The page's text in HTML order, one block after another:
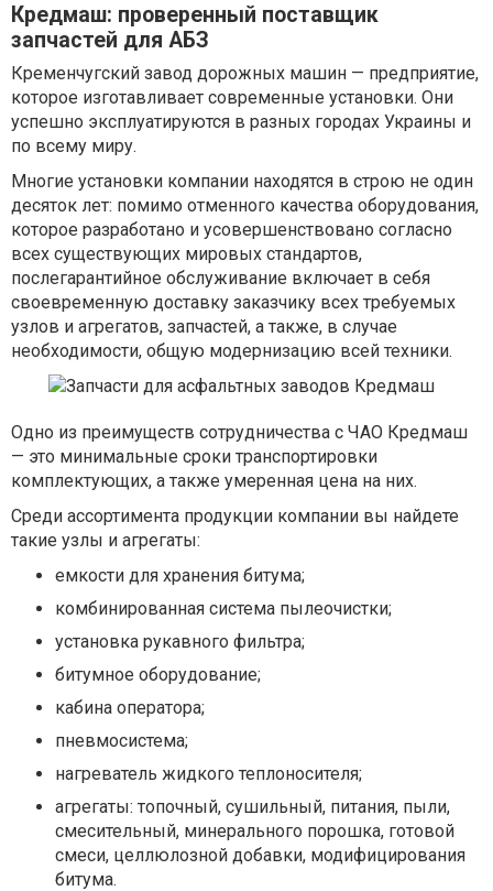
Кредмаш: проверенный поставщик
запчастей для АБЗ
Кременчугский завод дорожных машин — предприятие,
которое изготавливает современные установки. Они
успешно эксплуатируются в разных городах Украины и
по всему миру.
Многие установки компании находятся в строю не один
десяток лет: помимо отменного качества оборудования,
которое разработано и усовершенствовано согласно
всех существующих мировых стандартов,
послегарантийное обслуживание включает в себя
своевременную доставку заказчику всех требуемых
узлов и агрегатов, запчастей, а также, в случае
необходимости, общую модернизацию всей техники.
Одно из преимуществ сотрудничества с ЧАО Кредмаш
— это минимальные сроки транспортировки
комплектующих, а также умеренная цена на них.
Среди ассортимента продукции компании вы найдете
такие узлы и агрегаты:
емкости для хранения битума;
комбинированная система пылеочистки;
установка рукавного фильтра;
битумное оборудование;
кабина оператора;
пневмосистема;
нагреватель жидкого теплоносителя;
агрегаты: топочный, сушильный, питания, пыли,
смесительный, минерального порошка, готовой
смеси, целлюлозной добавки, модифицирования
битума.